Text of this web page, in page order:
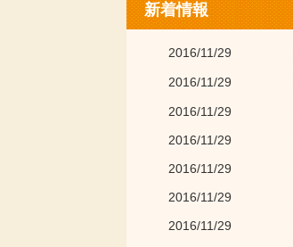
新着情報
2016/11/29
2016/11/29
2016/11/29
2016/11/29
2016/11/29
2016/11/29
2016/11/29